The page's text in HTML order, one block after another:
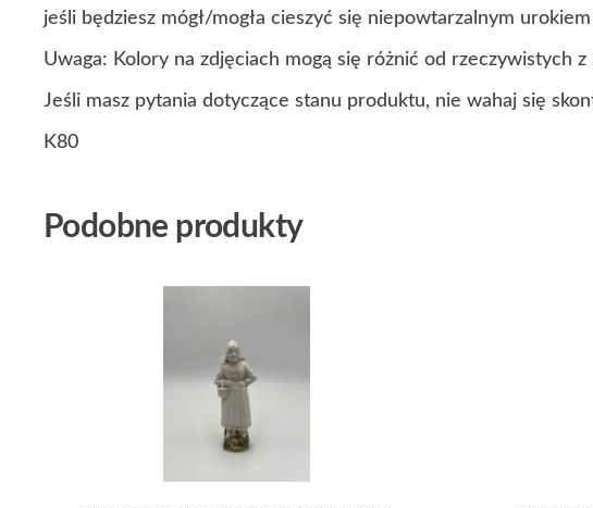
jeśli będziesz mógł/mogła cieszyć się niepowtarzalnym
Uwaga: Kolory na zdjęciach mogą się różnić od rzeczywistych
Jeśli masz pytania dotyczące stanu produktu, nie wahaj się
K80
Podobne produkty